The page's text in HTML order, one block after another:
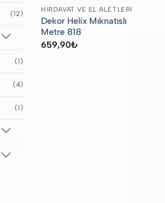
(12)
(1)
(4)
(1)
HIRDAVAT VE EL ALETLERI
Dekor Helix Mıknatıslı
Metre 818
659,90₺